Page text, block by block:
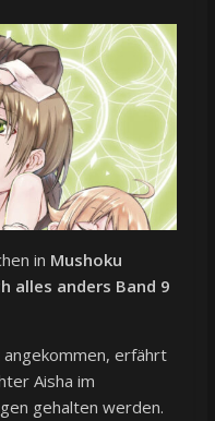
in Mushoku
alles anders Band 9
erfährt
Aisha im
gehalten werden.